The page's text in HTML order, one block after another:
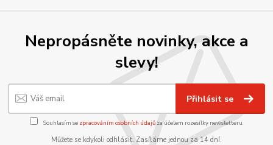
Nepropásněte novinky, akce a
slevy!
Přihlásit se
Souhlasím se zpracováním osobních údajůza účelem rozesílky newsletteru.
Můžete se kdykoli odhlásit. Zasíláme jednou za 14 dní.